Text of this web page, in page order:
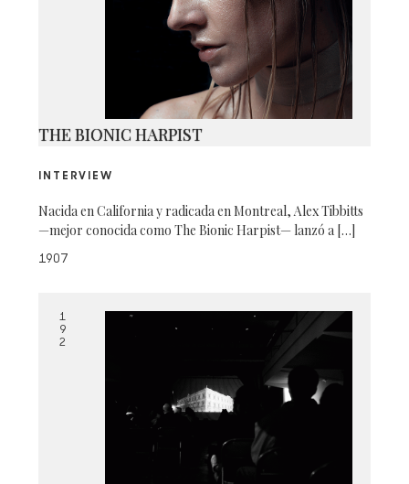
THE BIONIC HARPIST
INTERVIEW
Nacida en California y radicada en Montreal, Alex Tibbitts
—mejor conocida como The Bionic Harpist— lanzó a […]
1907
1
9
2